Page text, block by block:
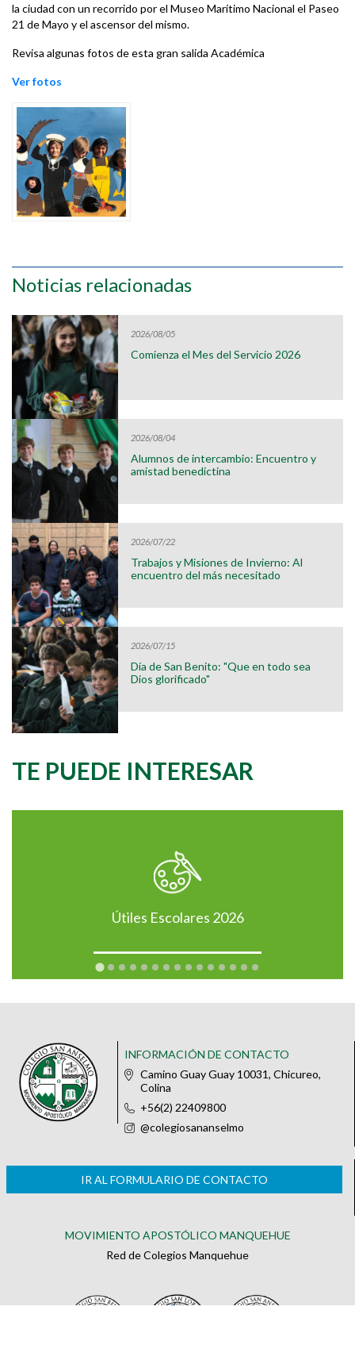
la ciudad con un recorrido por el Museo Marítimo Nacional el Paseo
21 de Mayo y el ascensor del mismo.
Revisa algunas fotos de esta gran salida Académica
Ver fotos
Noticias relacionadas
2026/08/05
Comienza el Mes del Servicio 2026
2026/08/04
Alumnos de intercambio: Encuentro y
amistad benedictina
2026/07/22
Trabajos y Misiones de Invierno: Al
encuentro del más necesitado
2026/07/15
Día de San Benito: "Que en todo sea
Dios glorificado"
TE PUEDE INTERESAR
Útiles Escolares 2026
INFORMACIÓN DE CONTACTO
Camino Guay Guay 10031, Chicureo,
Colina
+56(2) 22409800
@colegiosananselmo
IR AL FORMULARIO DE CONTACTO
MOVIMIENTO APOSTÓLICO MANQUEHUE
Red de Colegios Manquehue